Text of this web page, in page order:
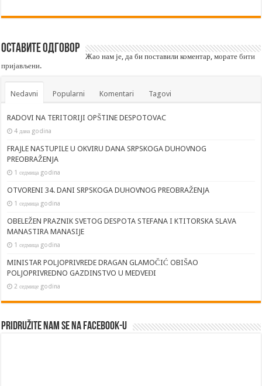
Оставите одговор
Жао нам је, да би поставили коментар, моратебити
пријављени.
Nedavni Popularni Komentari Tagovi
RADOVI NA TERITORIJI OPŠTINE DESPOTOVAC
4 дана godina
FRAJLE NASTUPILE U OKVIRU DANA SRPSKOGA DUHOVNOG
PREOBRAŽENJA
1 седмица godina
OTVORENI 34. DANI SRPSKOGA DUHOVNOG PREOBRAŽENJA
1 седмица godina
OBELEŽEN PRAZNIK SVETOG DESPOTA STEFANA I KTITORSKA SLAVA
MANASTIRA MANASIJE
1 седмица godina
MINISTAR POLJOPRIVREDE DRAGAN GLAMOČIĆ OBIŠAO
POLJOPRIVREDNO GAZDINSTVO U MEDVEĐI
2 седмице godina
Pridružite nam se na Facebook-u